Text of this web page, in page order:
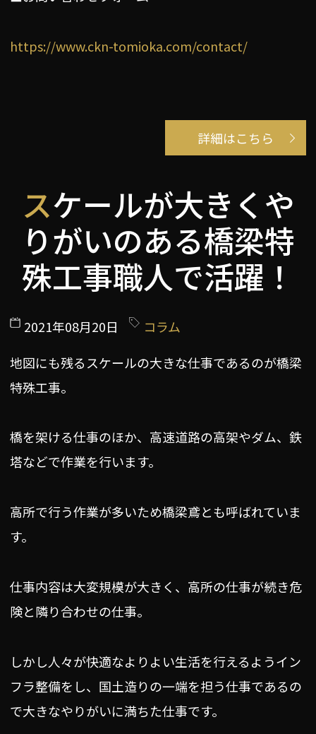
https://www.ckn-tomioka.com/contact/
詳細はこちら
スケールが大きくや
りがいのある橋梁特
殊工事職人で活躍！
2021年08月20日
コラム
地図にも残るスケールの大きな仕事であるのが橋梁
特殊工事。
橋を架ける仕事のほか、高速道路の高架やダム、鉄
塔などで作業を行います。
高所で行う作業が多いため橋梁鳶とも呼ばれていま
す。
仕事内容は大変規模が大きく、高所の仕事が続き危
険と隣り合わせの仕事。
しかし人々が快適なよりよい生活を行えるようイン
フラ整備をし、国土造りの一端を担う仕事であるの
で大きなやりがいに満ちた仕事です。